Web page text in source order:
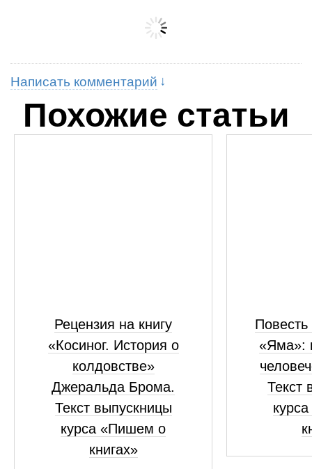
Написать комментарий
Похожие статьи
Рецензия на книгу
«Косиног. История о
колдовстве»
Джеральда Брома.
Текст выпускницы
курса «Пишем о
книгах»
«Яма»:
Текст